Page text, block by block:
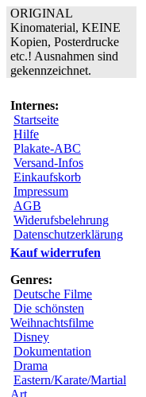
ORIGINAL
Kinomaterial, KEINE
Kopien, Posterdrucke
etc.! Ausnahmen sind
gekennzeichnet.
Internes:
Startseite
Hilfe
Plakate-ABC
Versand-Infos
Einkaufskorb
Impressum
AGB
Widerufsbelehrung
Datenschutzerklärung
Kauf widerrufen
Genres:
Deutsche Filme
Die schönsten
Weihnachtsfilme
Disney
Dokumentation
Drama
Eastern/Karate/Martial
Art